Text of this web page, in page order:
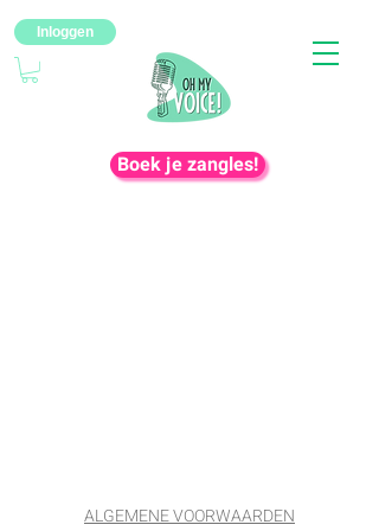
Inloggen
Boek je zangles!
ALGEMENE VOORWAARDEN